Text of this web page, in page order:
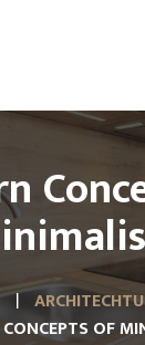
OF